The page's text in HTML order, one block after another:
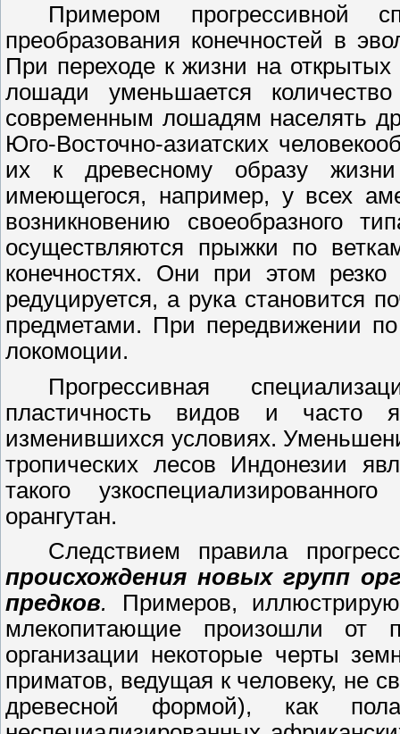
Примером прогрессивной
преобразования конечностей в
При переходе к жизни на открытых
лошади уменьшается
современным лошадям населять
Юго-Восточно-азиатских
их к древесному образу жизни
имеющегося, например, у всех
возникновению своеобразного
осуществляются прыжки по
конечностях. Они при этом
редуцируется, а рука становится
предметами. При передвижении
локомоции.
Прогрессивная
пластичность видов и часто
изменившихся условиях.
тропических лесов Индонезии
такого
орангутан.
Следствием правила
происхождения новых групп
предков.
Примеров,
млекопитающие произошли от
организации некоторые черты
приматов, ведущая к человеку, не
древесной формой), как